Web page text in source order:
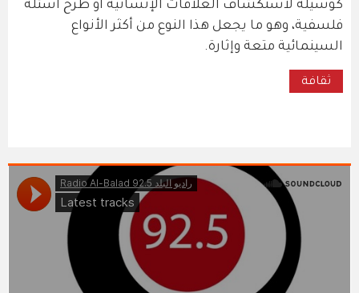
كوسيلة لاستكشاف العلاقات الإنسانية أو طرح أسئلة
فلسفية، وهو ما يجعل هذا النوع من أكثر الأنواع
السينمائية متعة وإثارة.
ثقافة